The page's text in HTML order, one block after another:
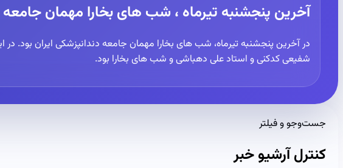
آخرین پنجشنبه تیرماه ، شب های بخارا مهمان جامعه
در آخرین پنجشنبه تیرماه، شب های بخارا مهمان جامعه دندانپزشکی ایران بود.
شفیعی کدکنی و استاد علی دهباشی و شب های بخارا بود.
جست‌وجو و فیلتر
کنترل آرشیو خبر